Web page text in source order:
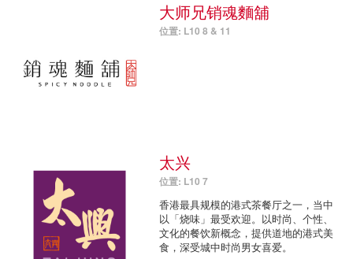
大师兄销魂麵舖
位置: L10 8 & 11
太兴
位置: L10 7
香港最具规模的港式茶餐厅之一，当中
以「烧味」最受欢迎。以时尚、个性、
文化的餐饮新概念，提供道地的港式美
食，深受城中时尚男女喜爱。